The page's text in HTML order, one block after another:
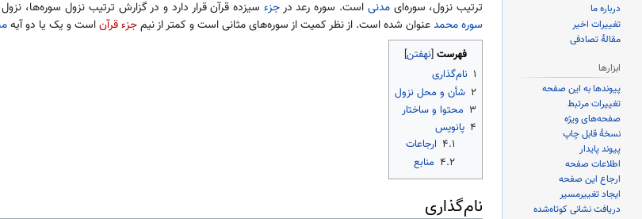
ناوبری
جستجو
ترتیب نزول، سوره‌ایمدنی است. سوره رعد درجزء سیزده قرآن قرار دارد و در گزارش ترتیب نزول سوره‌ها،
سوره محمدعنوان شده است. از نظر کمیت از سوره‌های مثانی است و کمتر از نیمجزء قرآناست و یک یا دو آیه
فهرست
۱ نام‌گذاری
۲ شأن و محل نزول
۳ محتوا و ساختار
۴ پانویس
۴.۱ ارجاعات
۴.۲ منابع
نام‌گذاری
درباره ما
تغییرات اخیر
مقالهٔ تصادفی
ابزارها
پیوندها به این صفحه
تغییرات مرتبط
صفحه‌های ویژه
نسخهٔ قابل چاپ
پیوند پایدار
اطلاعات صفحه
ارجاع این صفحه
ایجاد تغییرمسیر
دریافت نشانی کوتاه‌شده